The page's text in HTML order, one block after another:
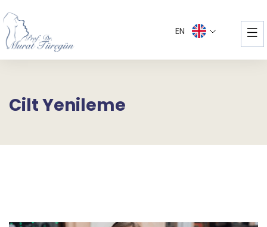
EN
Cilt Yenileme